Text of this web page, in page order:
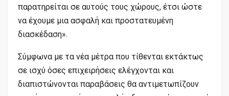
παρατηρείται σε αυτούς τους χώρους, έτσι ώστε
να έχουμε μια ασφαλή και προστατευμένη
διασκέδαση».
Σύμφωνα με τα νέα μέτρα που τίθενται εκτάκτως
σε ισχύ όσες επιχειρήσεις ελέγχονται και
διαπιστώνονται παραβάσεις θα αντιμετωπίζουν